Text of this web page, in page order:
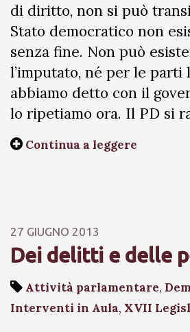
di diritto, non si può
Stato democratico non
senza fine. Non può
l’imputato, né per le parti
abbiamo detto con il
lo ripetiamo ora. Il PD si
Continua a leggere
27 GIUGNO 2013
Dei delitti e delle
Attività parlamentare,
Interventi in Aula, XVII